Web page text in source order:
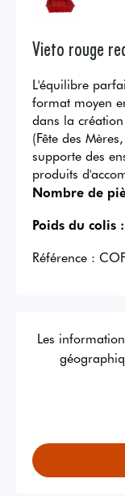
Vieto rouge
L'équilibre
format moyen
dans la
(Fête des
supporte des
produits
Nombre de
Poids du colis :
Référence :
Les